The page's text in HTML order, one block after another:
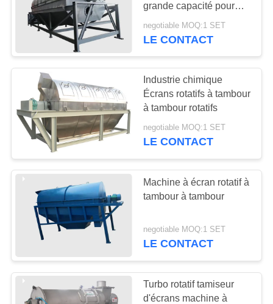
grande capacité pour
tamisage du sable et du
gravier
negotiable MOQ:1 SET
LE CONTACT
Industrie chimique
Écrans rotatifs à tambour
à tambour rotatifs
negotiable MOQ:1 SET
LE CONTACT
Machine à écran rotatif à
tambour à tambour
negotiable MOQ:1 SET
LE CONTACT
Turbo rotatif tamiseur
d'écrans machine à